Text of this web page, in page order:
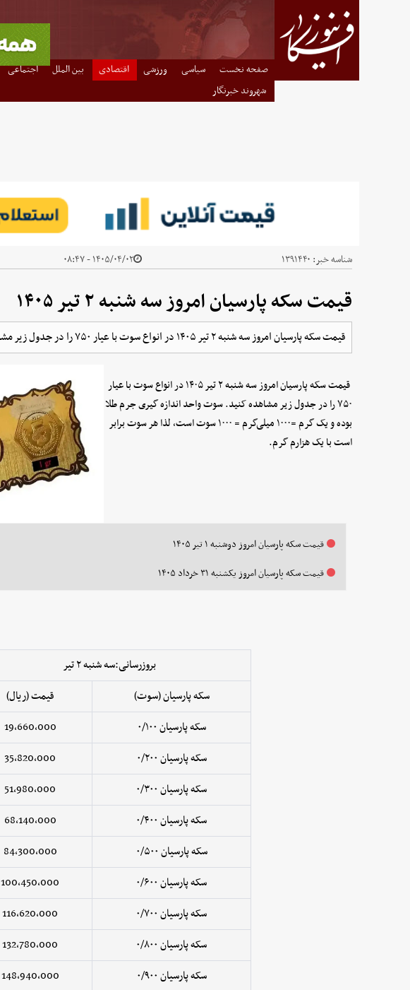
صفحه نخست سیاسی ورزشی اقتصادی بین الملل اجتماعی
شهروند خبرنگار
شناسه خبر: ۱۳۹۱۴۴۰ ۱۴۰۵/۰۴/۰۲ - ۰۸:۴۷
قیمت سکه پارسیان امروز سه شنبه ۲ تیر ۱۴۰۵
قیمت سکه پارسیان امروز سه شنبه ۲ تیر ۱۴۰۵ در انواع سوت با عیار ۷۵۰ را در جدول زیر مشاهده کنید.
قیمت سکه پارسیان امروز سه شنبه ۲ تیر ۱۴۰۵ در انواع سوت با عیار
۷۵۰ را در جدول زیر مشاهده کنید. سوت واحد اندازه گیری جرم طلا
بوده و یک گرم =۱۰۰۰ میلی‌گرم = ۱۰۰۰ سوت است، لذا هر سوت برابر
است با یک هزارم گرم.
قیمت سکه پارسیان امروز دوشنبه ۱ تیر ۱۴۰۵
قیمت سکه پارسیان امروز یکشنبه ۳۱ خرداد ۱۴۰۵
بروزرسانی:سه شنبه ۲ تیر
سکه پارسیان (سوت)
قیمت (ریال)
سکه پارسیان ۰/۱۰۰
19,660,000
سکه پارسیان ۰/۲۰۰
35,820,000
سکه پارسیان ۰/۳۰۰
51,980,000
سکه پارسیان ۰/۴۰۰
68,140,000
سکه پارسیان ۰/۵۰۰
84,300,000
سکه پارسیان ۰/۶۰۰
100,450,000
سکه پارسیان ۰/۷۰۰
116,620,000
سکه پارسیان ۰/۸۰۰
132,780,000
سکه پارسیان ۰/۹۰۰
148,940,000